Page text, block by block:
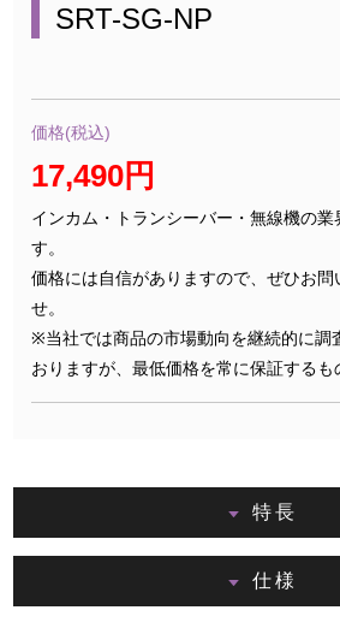
SRT-SG-NP
価格(税込)
17,490円
インカム・トランシーバー・無線機の
す。
価格には自信がありますので、ぜひお問
せ。
※当社では商品の市場動向を継続的に調
おりますが、最低価格を常に保証するも
特長
仕様